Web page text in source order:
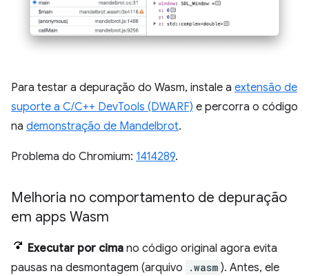
Para testar a depuração do Wasm, instale a extensão de
suporte a C/C++ DevTools (DWARF) e percorra o código
na demonstração de Mandelbrot.
Problema do Chromium: 1414289.
Melhoria no comportamento de depuração
em apps Wasm
Executar por cima no código original agora evita
pausas na desmontagem (arquivo
.wasm ). Antes, ele